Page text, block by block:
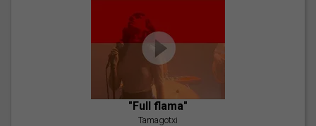
"Full flama"
Tamagotxi